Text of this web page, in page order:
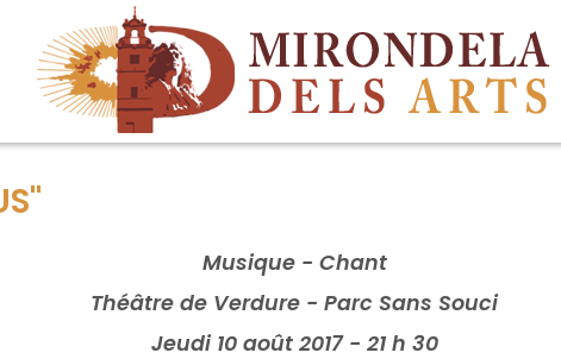
Musique - Chant
Théâtre de Verdure - Parc Sans Souci
Jeudi 10 août 2017 - 21 h 30